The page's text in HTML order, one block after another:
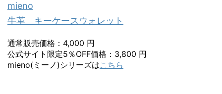
mieno
牛革 キーケースウォレット
通常販売価格：4,000 円
公式サイト限定5％OFF価格：3,800 円
mieno(ミーノ)シリーズはこちら